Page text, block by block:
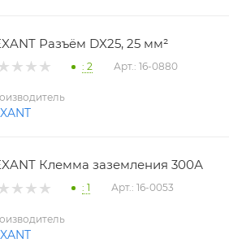
Разъём DX25, 25 мм²
: 2 Арт.: 16-0880
Клемма заземления 300А
: 1 Арт.: 16-0053